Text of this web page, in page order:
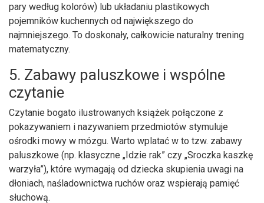
pary według kolorów) lub układaniu plastikowych
pojemników kuchennych od największego do
najmniejszego. To doskonały, całkowicie naturalny trening
matematyczny.
5. Zabawy paluszkowe i wspólne
czytanie
Czytanie bogato ilustrowanych książek połączone z
pokazywaniem i nazywaniem przedmiotów stymuluje
ośrodki mowy w mózgu. Warto wplatać w to tzw. zabawy
paluszkowe (np. klasyczne „Idzie rak” czy „Sroczka kaszkę
warzyła”), które wymagają od dziecka skupienia uwagi na
dłoniach, naśladownictwa ruchów oraz wspierają pamięć
słuchową.